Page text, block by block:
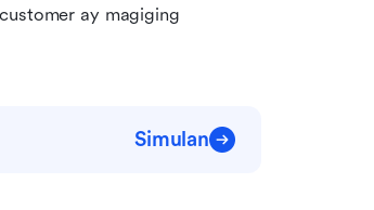
ay magiging
Simulan